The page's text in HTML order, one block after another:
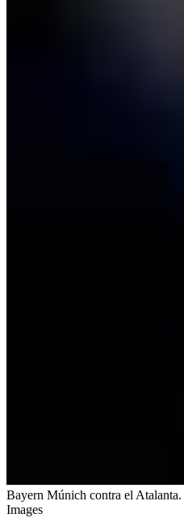
Bayern Múnich contra el Atalanta.
Images